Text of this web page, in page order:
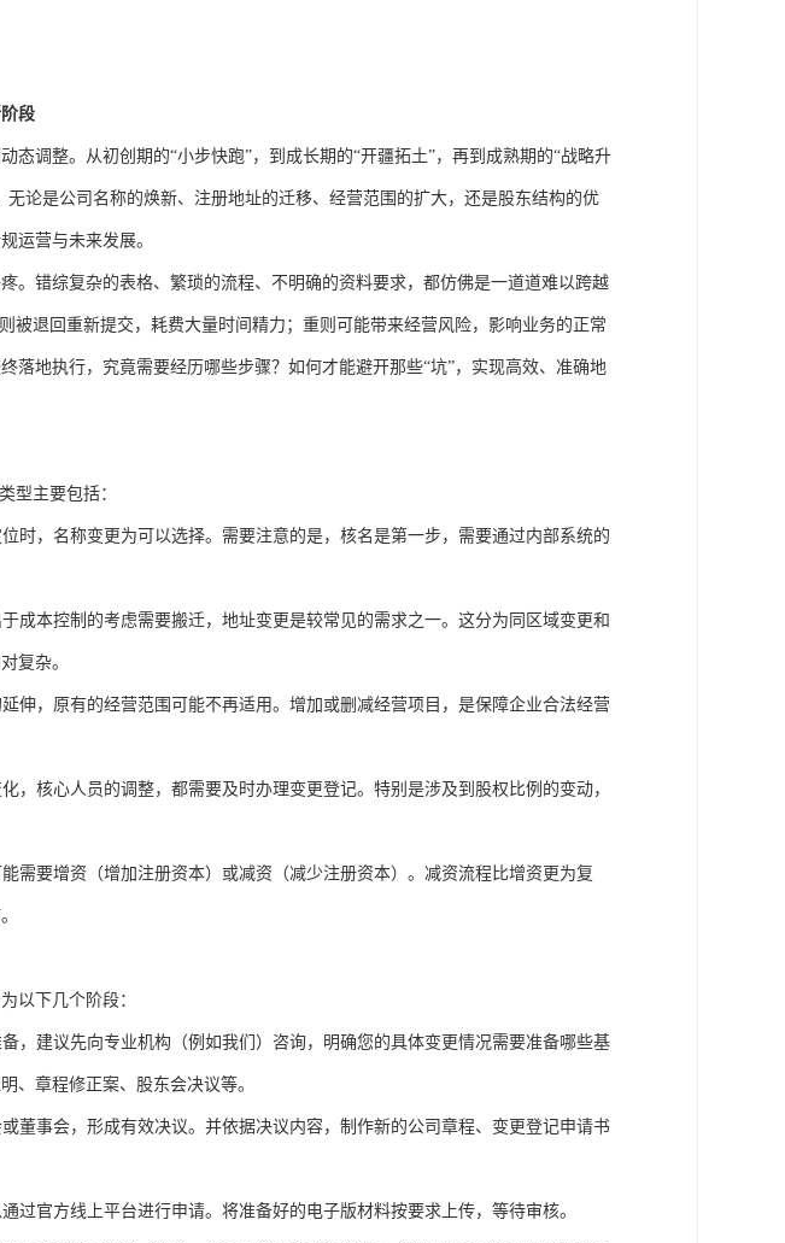
段
态调整。从初创期的“小步快跑”，到成长期的“开疆拓土”，再到成熟期的“战略升
论是公司名称的焕新、注册地址的迁移、经营范围的扩大，还是股东结构的优
运营与未来发展。
。错综复杂的表格、繁琐的流程、不明确的资料要求，都仿佛是一道道难以跨越
被退回重新提交，耗费大量时间精力；重则可能带来经营风险，影响业务的正常
落地执行，究竟需要经历哪些步骤？如何才能避开那些“坑”，实现高效、准确地
型主要包括：
时，名称变更为可以选择。需要注意的是，核名是第一步，需要通过内部系统的
成本控制的考虑需要搬迁，地址变更是较常见的需求之一。这分为同区域变更和
复杂。
伸，原有的经营范围可能不再适用。增加或删减经营项目，是保障企业合法经营
，核心人员的调整，都需要及时办理变更登记。特别是涉及到股权比例的变动，
需要增资（增加注册资本）或减资（减少注册资本）。减资流程比增资更为复
以下几个阶段：
，建议先向专业机构（例如我们）咨询，明确您的具体变更情况需要准备哪些基
、章程修正案、股东会决议等。
董事会，形成有效决议。并依据决议内容，制作新的公司章程、变更登记申请书
过官方线上平台进行申请。将准备好的电子版材料按要求上传，等待审核。